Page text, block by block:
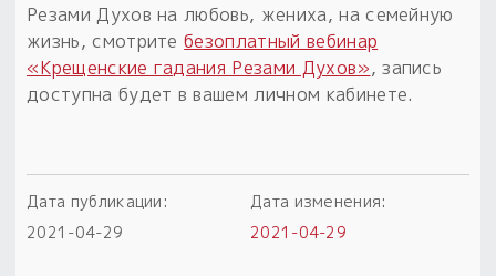
Новинки
Товары недели
Оберег в подарок
к заказу от 3 тыс. руб.
Резами Духов на любовь, жениха, на семейную
жизнь, смотритебезоплатный вебинар
«Крещенские гадания Резами Духов», запись
доступна будет в вашем личном кабинете.
Дата публикации:
2021-04-29
Дата изменения:
2021-04-29